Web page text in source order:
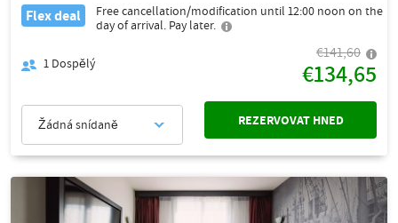
Flex deal
Free cancellation/modification until 12:00 noon on the
day of arrival. Pay later.
1 Dospělý
€141,60
€134,65
Žádná snídaně REZERVOVAT HNED